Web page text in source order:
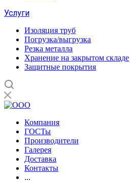
Услуги
Изоляция труб
Погрузка/выгрузка
Резка металла
Хранение на закрытом складе
Защитные покрытия
Компания
ГОСТы
Производители
Галерея
Доставка
Контакты
...